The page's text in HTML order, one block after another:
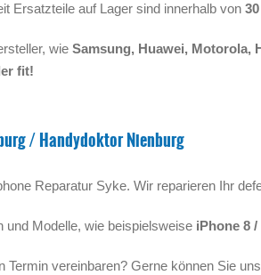
Ersatzteile auf Lager sind innerhalb von
wie Samsung, Huawei, Motorola,
fit!
/ Handydoktor Nienburg
Reparatur Syke. Wir reparieren Ihr
und Modelle, wie beispielsweise iPhone 8
vereinbaren? Gerne können Sie